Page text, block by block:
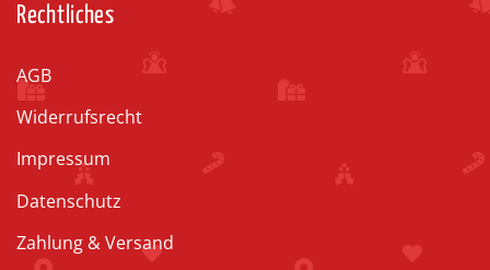
Rechtliches
AGB
Widerrufsrecht
Impressum
Datenschutz
Zahlung & Versand